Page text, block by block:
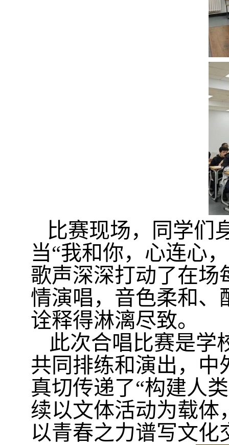
比赛现场，同学们
当“我和你，心连心
歌声深深打动了在场
情演唱，音色柔和、
诠释得淋漓尽致。
此次合唱比赛是学
共同排练和演出，中
真切传递了“构建人
续以文体活动为载体
以青春之力谱写文化